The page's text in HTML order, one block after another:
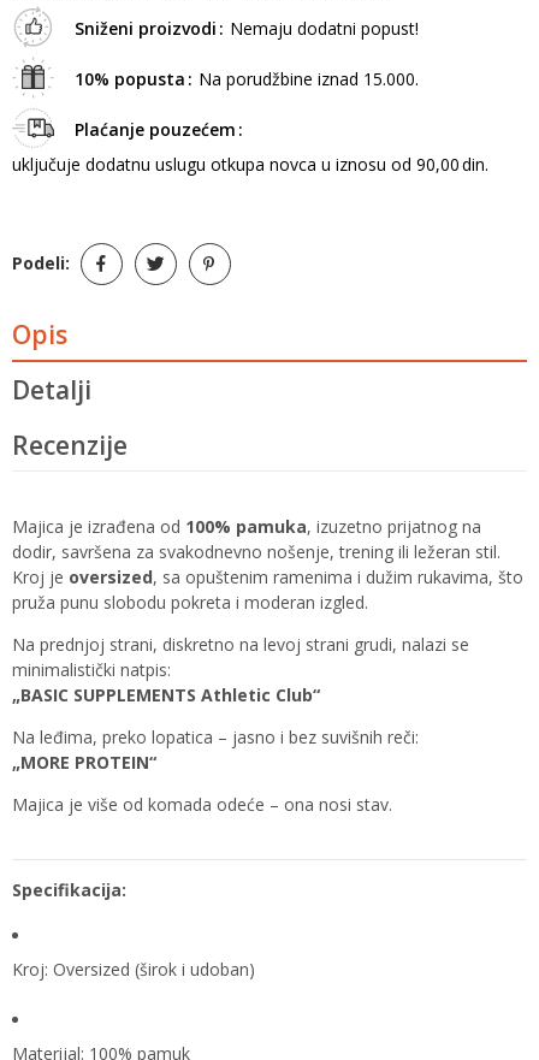
Sniženi proizvodi
Nemaju dodatni popust!
10% popusta Na porudžbine iznad 15.000.
Plaćanje pouzećem
uključuje dodatnu uslugu otkupa novca u iznosu od 90,00 din.
Podeli:
Opis
Detalji
Recenzije
Majica je izrađena od 100% pamuka, izuzetno prijatnog na
dodir, savršena za svakodnevno nošenje, trening ili ležeran stil.
Kroj je oversized, sa opuštenim ramenima i dužim rukavima, što
pruža punu slobodu pokreta i moderan izgled.
Na prednjoj strani, diskretno na levoj strani grudi, nalazi se
minimalistički natpis:
„BASIC SUPPLEMENTS Athletic Club“
Na leđima, preko lopatica – jasno i bez suvišnih reči:
„MORE PROTEIN“
Majica je više od komada odeće – ona nosi stav.
Specifikacija:
Kroj: Oversized (širok i udoban)
Materijal: 100% pamuk